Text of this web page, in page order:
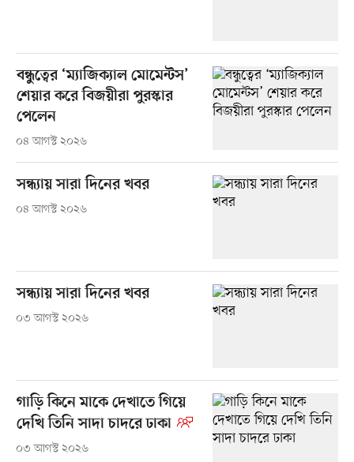
বন্ধুত্বের ‘ম্যাজিক্যাল মোমেন্টস’
শেয়ার করে বিজয়ীরা পুরস্কার
পেলেন
০৪ আগস্ট ২০২৬
সন্ধ্যায় সারা দিনের খবর
০৪ আগস্ট ২০২৬
সন্ধ্যায় সারা দিনের খবর
০৩ আগস্ট ২০২৬
গাড়ি কিনে মাকে দেখাতে গিয়ে
দেখি তিনি সাদা চাদরে ঢাকা
০৩ আগস্ট ২০২৬